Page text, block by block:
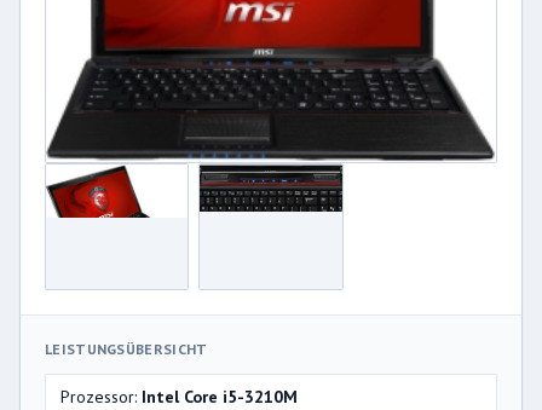
LEISTUNGSÜBERSICHT
Prozessor: Intel Core i5-3210M